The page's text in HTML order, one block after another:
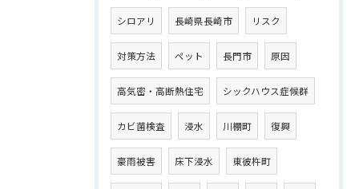
シロアリ 長崎県長崎市 リスク
対策方法 ペット 長門市 原因
高気密・高断熱住宅 シックハウス症候群
カビ菌検査 浸水 川棚町 復興
豪雨被害 床下浸水 東彼杵町